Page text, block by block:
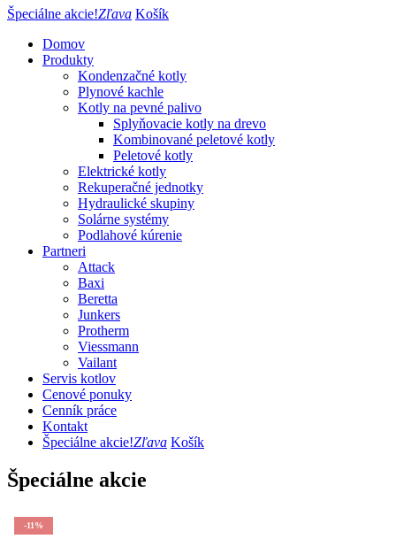
Špeciálne akcie!Zľava Košík
Domov
Produkty
Kondenzačné kotly
Plynové kachle
Kotly na pevné palivo
Splyňovacie kotly na drevo
Kombinované peletové kotly
Peletové kotly
Elektrické kotly
Rekuperačné jednotky
Hydraulické skupiny
Solárne systémy
Podlahové kúrenie
Partneri
Attack
Baxi
Beretta
Junkers
Protherm
Viessmann
Vailant
Servis kotlov
Cenové ponuky
Cenník práce
Kontakt
Špeciálne akcie!Zľava Košík
Špeciálne akcie
-11%